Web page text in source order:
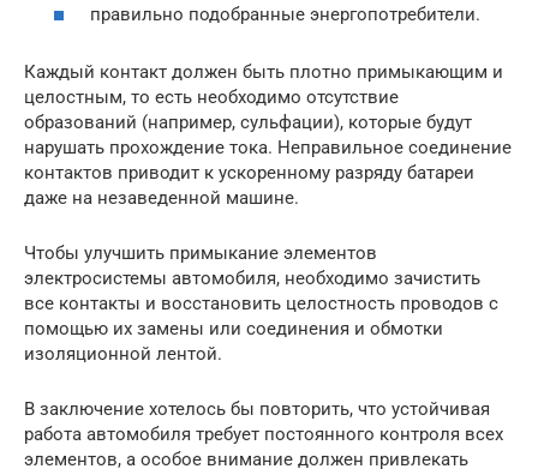
правильно подобранные энергопотребители.
Каждый контакт должен быть плотно примыкающим и
целостным, то есть необходимо отсутствие
образований (например, сульфации), которые будут
нарушать прохождение тока. Неправильное соединение
контактов приводит к ускоренному разряду батареи
даже на незаведенной машине.
Чтобы улучшить примыкание элементов
электросистемы автомобиля, необходимо зачистить
все контакты и восстановить целостность проводов с
помощью их замены или соединения и обмотки
изоляционной лентой.
В заключение хотелось бы повторить, что устойчивая
работа автомобиля требует постоянного контроля всех
элементов, а особое внимание должен привлекать